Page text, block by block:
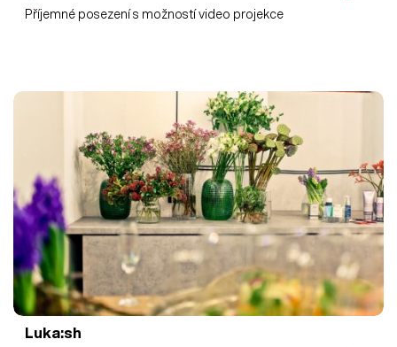
Příjemné posezení s možností video projekce
Luka:sh